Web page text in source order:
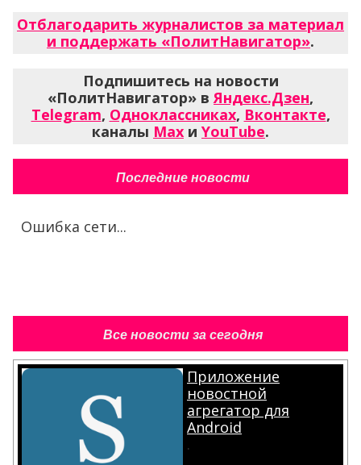
Отблагодарить журналистов за материал
и поддержать «ПолитНавигатор».
Подпишитесь на новости
«ПолитНавигатор» вЯндекс.Дзен,
Telegram, Одноклассниках, Вконтакте,
каналы Max и YouTube.
Последние новости
Ошибка сети...
Все новости за сегодня
Приложение
новостной
агрегатор для
Android
.